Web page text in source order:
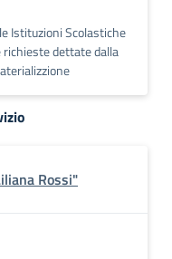
Istituzioni Scolastiche
dettate dalla
Rossi"